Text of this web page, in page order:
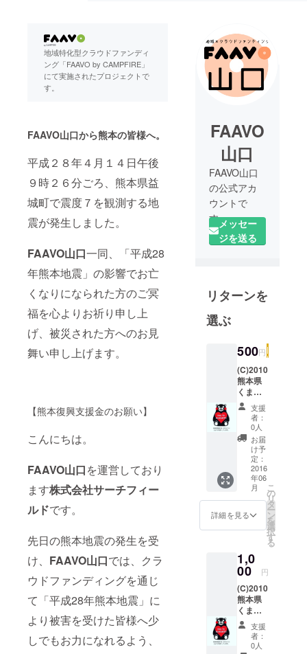
地域特化型クラウドファンディ
ング「FAAVO by CAMPFIRE」
にて実施されたプロジェクトで
す。
FAAVO山口から熊本の皆様へ。
平成２８年４月１４日午後
９時２６分ごろ、熊本県益
城町で震度７を観測する地
震が発生しました。
FAAVO山口一同、「平成28
年熊本地震」の影響でお亡
くなりになられた方のご冥
福を心よりお祈り申し上
げ、被災された方へのお見
舞い申し上げます。
【熊本復興支援金のお願い】
こんにちは。
FAAVO山口を運営しており
ます株式会社サーチフィー
ルドです。
先日の熊本地震の発生を受
け、 FAAVO山口では、クラ
ウドファンディングを通じ
て「平成28年熊本地震」に
より被害を受けた皆様へ少
しでもお力になれるよう、
FAAVO
山口
FAAVO山口
の公式アカ
ウントで
す。
「平成28年
熊本地震」
なられた方
心よりお祈
げ、被災さ
れた方への
お見舞い申
し上げま
す。
メッセー
ジを送る
リターンを
選ぶ
500円
(C)2010
熊本県
くまモ
ン#熊本
支援支援
者：
0人
お届
け予
定：
2016
年06
月
詳細を見る
こ
の
リ
タ
ー
ン
を
選
択
す
る
1,0
00 円
(C)2010
熊本県
くまモ
ン#熊本
支援支援
者：
0人